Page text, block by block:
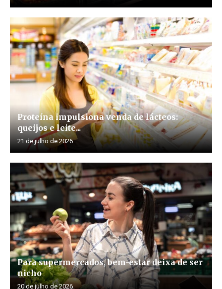
Proteína impulsiona venda de lácteos:
queijos e leite...
21 de julho de 2026
Para supermercados, bem-estar deixa de ser
nicho
20 de julho de 2026